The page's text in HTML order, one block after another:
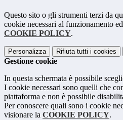
Questo sito o gli strumenti terzi da
cookie necessari al funzionamento
COOKIE POLICY.
Personalizza Rifiuta tutti i cookies
Gestione cookie
In questa schermata è possibile
I cookie necessari sono quelli che
piattaforma e non è possibile
Per conoscere quali sono i cookie
visionare la COOKIE POLICY.